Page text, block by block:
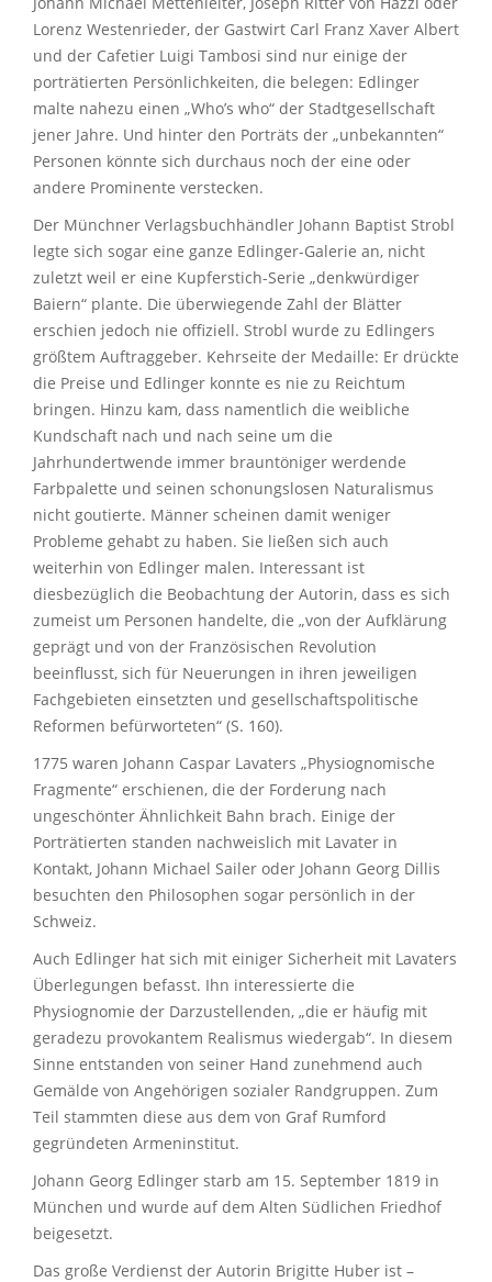
Lorenz Westenrieder, der Gastwirt Carl Franz Xaver Albert
und der Cafetier Luigi Tambosi sind nur einige der
porträtierten Persönlichkeiten, die belegen: Edlinger
malte nahezu einen „Who’s who“ der Stadtgesellschaft
jener Jahre. Und hinter den Porträts der „unbekannten“
Personen könnte sich durchaus noch der eine oder
andere Prominente verstecken.
Der Münchner Verlagsbuchhändler Johann Baptist Strobl
legte sich sogar eine ganze Edlinger-Galerie an, nicht
zuletzt weil er eine Kupferstich-Serie „denkwürdiger
Baiern“ plante. Die überwiegende Zahl der Blätter
erschien jedoch nie offiziell. Strobl wurde zu Edlingers
größtem Auftraggeber. Kehrseite der Medaille: Er drückte
die Preise und Edlinger konnte es nie zu Reichtum
bringen. Hinzu kam, dass namentlich die weibliche
Kundschaft nach und nach seine um die
Jahrhundertwende immer brauntöniger werdende
Farbpalette und seinen schonungslosen Naturalismus
nicht goutierte. Männer scheinen damit weniger
Probleme gehabt zu haben. Sie ließen sich auch
weiterhin von Edlinger malen. Interessant ist
diesbezüglich die Beobachtung der Autorin, dass es sich
zumeist um Personen handelte, die „von der Aufklärung
geprägt und von der Französischen Revolution
beeinflusst, sich für Neuerungen in ihren jeweiligen
Fachgebieten einsetzten und gesellschaftspolitische
Reformen befürworteten“ (S. 160).
1775 waren Johann Caspar Lavaters „Physiognomische
Fragmente“ erschienen, die der Forderung nach
ungeschönter Ähnlichkeit Bahn brach. Einige der
Porträtierten standen nachweislich mit Lavater in
Kontakt, Johann Michael Sailer oder Johann Georg Dillis
besuchten den Philosophen sogar persönlich in der
Schweiz.
Auch Edlinger hat sich mit einiger Sicherheit mit Lavaters
Überlegungen befasst. Ihn interessierte die
Physiognomie der Darzustellenden, „die er häufig mit
geradezu provokantem Realismus wiedergab“. In diesem
Sinne entstanden von seiner Hand zunehmend auch
Gemälde von Angehörigen sozialer Randgruppen. Zum
Teil stammten diese aus dem von Graf Rumford
gegründeten Armeninstitut.
Johann Georg Edlinger starb am 15. September 1819 in
München und wurde auf dem Alten Südlichen Friedhof
beigesetzt.
Das große Verdienst der Autorin Brigitte Huber ist –